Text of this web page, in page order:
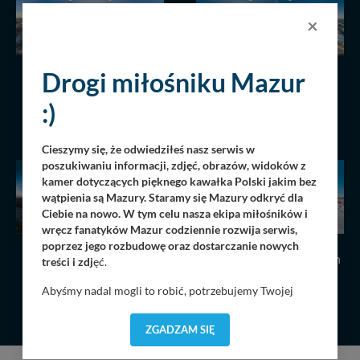
Wschód słońca nad
Niegocinem, grudzień
14.12.2022
Zatoka Tracz, jezioro
Kisajno, zima, grudzień
Zachód słońca widziany
Harszu, grudzień 2022 r.
Wilkasy i jezioro Niegocin
grudzień 2022 r.
×
Drogi miłośniku Mazur
:)
Cieszymy się, że odwiedziłeś nasz serwis w
poszukiwaniu informacji, zdjęć, obrazów, widoków z
kamer dotyczących pięknego kawałka Polski jakim bez
wątpienia są Mazury. Staramy się Mazury odkryć dla
Ciebie na nowo. W tym celu nasza ekipa miłośników i
wręcz fanatyków Mazur codziennie rozwija serwis,
poprzez jego rozbudowę oraz dostarczanie nowych
treści i zdjęć.
Abyśmy nadal mogli to robić, potrzebujemy Twojej
dostosować do Twoich preferencji. Twoje dane (w tym
pliki cookies) będą zapisywane w celu usprawnienia
ZGADZAM SIĘ